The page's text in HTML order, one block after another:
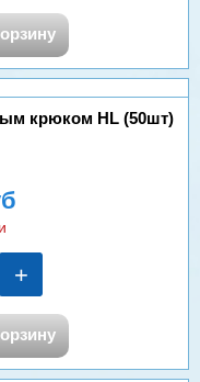
крюком HL (50шт)
+